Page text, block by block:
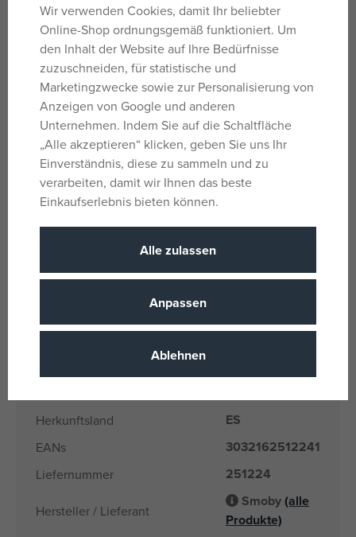
sich der Kinderwagen leicht reinigen: Einfach einen
Schwamm in etwas Wasser einweichen und vorsichtig
abwischen.
Passend für Puppen bis 42 cm(Puppe nicht im
Lieferumfang enthalten).
Produktabmessungen (L x B x H): 49 x 38 x 53 cm.
Parameter
Produktlinie
1 Jahr und 6
Herkunftsland ES
EANs 3032162512241
Liefernummer 251224
Hersteller / Lieferant
Smoby(alle
Produkte)
Wir verwenden Cookies, damit Ihr beliebter
Online-Shop ordnungsgemäß funktioniert. Um
den Inhalt der Website auf Ihre Bedürfnisse
zuzuschneiden, für statistische und
Marketingzwecke sowie zur Personalisierung von
Anzeigen von Google und anderen
Unternehmen. Indem Sie auf die Schaltfläche
„Alle akzeptieren“ klicken, geben Sie uns Ihr
Einverständnis, diese zu sammeln und zu
verarbeiten, damit wir Ihnen das beste
Einkaufserlebnis bieten können.
Alle zulassen
Anpassen
Ablehnen